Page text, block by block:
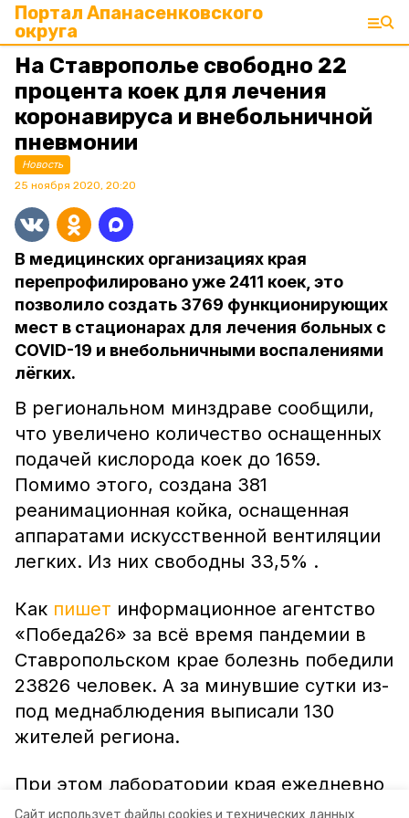
Сайт использует файлы cookies и технических данных
Портал Апанасенковского
округа
На Ставрополье свободно 22
процента коек для лечения
коронавируса и внебольничной
пневмонии
Новость
25 ноября 2020, 20:20
В медицинских организациях края
перепрофилировано уже 2411 коек, это
позволило создать 3769 функционирующих
мест в стационарах для лечения больных с
COVID-19 и внебольничными воспалениями
лёгких.
В региональном минздраве сообщили,
что увеличено количество оснащенных
подачей кислорода коек до 1659.
Помимо этого, создана 381
реанимационная койка, оснащенная
аппаратами искусственной вентиляции
легких. Из них свободны 33,5% .
Как пишет информационное агентство
«Победа26» за всё время пандемии в
Ставропольском крае болезнь победили
23826 человек. А за минувшие сутки из-
под меднаблюдения выписали 130
жителей региона.
При этом лаборатории края ежедневно
проводится около 6-7 тысяч